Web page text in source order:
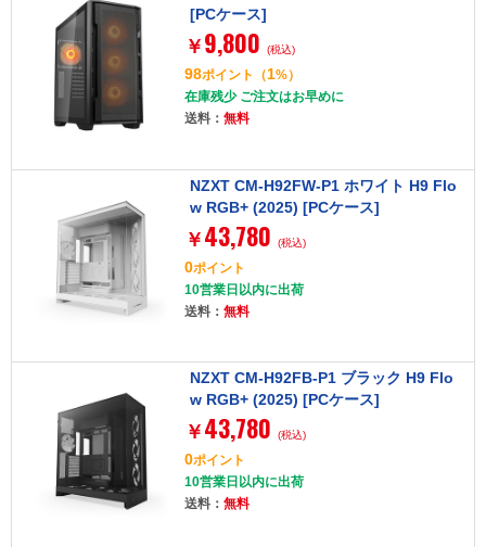
[PCケース]
￥ 9,800 (税込)
98ポイント （1%）
在庫残少 ご注文はお早めに
送料： 無料
NZXT CM-H92FW-P1 ホワイト H9 Flo
w RGB+ (2025) [PCケース]
￥ 43,780 (税込)
0ポイント
10営業日以内に出荷
送料： 無料
NZXT CM-H92FB-P1 ブラック H9 Flo
w RGB+ (2025) [PCケース]
￥ 43,780 (税込)
0ポイント
10営業日以内に出荷
送料： 無料